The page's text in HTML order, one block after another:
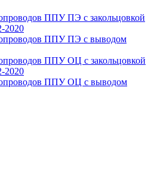
ППУ ПЭ с закольцовкой
2020
ППУ ПЭ с выводом
ППУ ОЦ с закольцовкой
2020
ППУ ОЦ с выводом